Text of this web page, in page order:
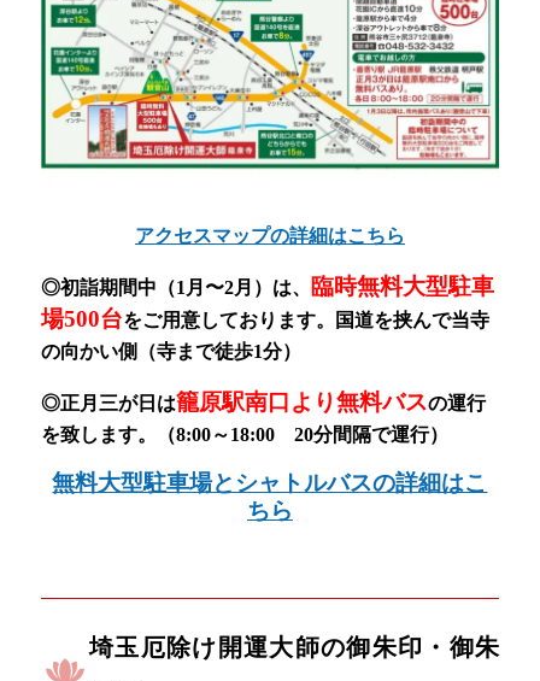
アクセスマップの詳細はこちら
◎初詣期間中（1月〜2月） は、
臨時無料大型駐車
場500台をご用意しております。
国道を挟んで当寺
の向かい側（寺まで徒歩1分）
◎正月三が日は籠原駅南口より無料バスの運行
を致します。（8:00～18:00 20分間隔で運行）
無料大型駐車場とシャトルバスの詳細はこ
ちら
埼玉厄除け開運大師の御朱印・御朱